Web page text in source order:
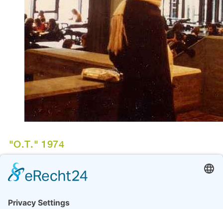
"O.T." 1974
RENÉ ACHT
Verformung der Lüftungskanäle nicht mehr vorhanden